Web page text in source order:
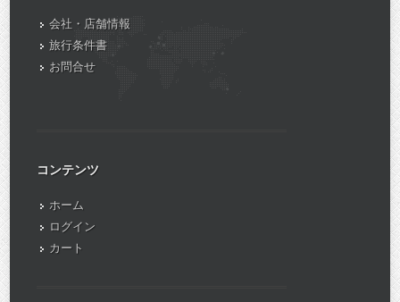
会社・店舗情報
旅行条件書
お問合せ
コンテンツ
ホーム
ログイン
カート